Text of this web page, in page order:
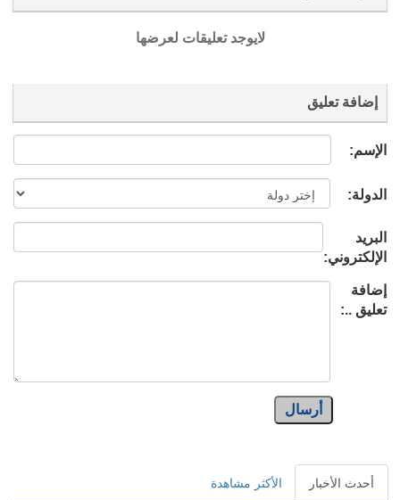
لايوجد تعليقات لعرضها
إضافة تعليق
الإسم:
الدولة:
البريد
الإلكتروني:
إضافة
تعليق ..:
أرسال
أحدث الأخبار الأكثر مشاهدة